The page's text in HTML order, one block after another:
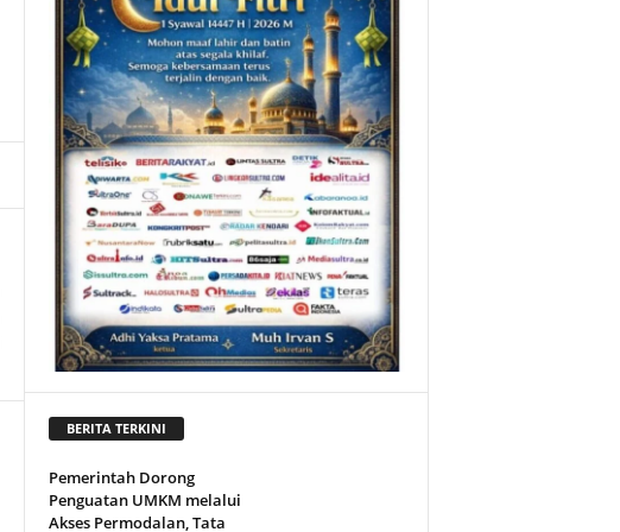
BERITA TERKINI
Pemerintah Dorong
Penguatan UMKM melalui
Akses Permodalan, Tata